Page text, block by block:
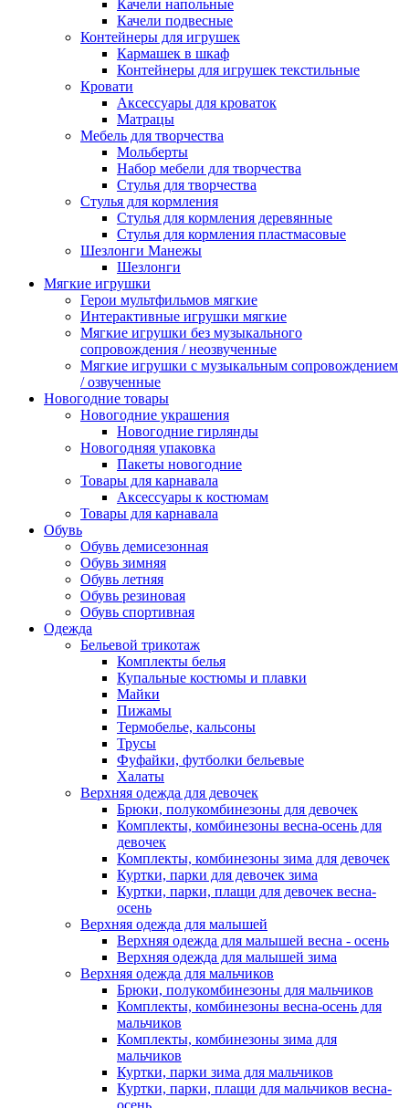
Качели напольные
Качели подвесные
Контейнеры для игрушек
Кармашек в шкаф
Контейнеры для игрушек текстильные
Кровати
Аксессуары для кроваток
Матрацы
Мебель для творчества
Мольберты
Набор мебели для творчества
Стулья для творчества
Стулья для кормления
Стулья для кормления деревянные
Стулья для кормления пластмасовые
Шезлонги Манежы
Шезлонги
Мягкие игрушки
Герои мультфильмов мягкие
Интерактивные игрушки мягкие
Мягкие игрушки без музыкального
сопровождения / неозвученные
Мягкие игрушки с музыкальным сопровождением
/ озвученные
Новогодние товары
Новогодние украшения
Новогодние гирлянды
Новогодняя упаковка
Пакеты новогодние
Товары для карнавала
Аксессуары к костюмам
Товары для карнавала
Обувь
Обувь демисезонная
Обувь зимняя
Обувь летняя
Обувь резиновая
Обувь спортивная
Одежда
Бельевой трикотаж
Комплекты белья
Купальные костюмы и плавки
Майки
Пижамы
Термобелье, кальсоны
Трусы
Фуфайки, футболки бельевые
Халаты
Верхняя одежда для девочек
Брюки, полукомбинезоны для девочек
Комплекты, комбинезоны весна-осень для
девочек
Комплекты, комбинезоны зима для девочек
Куртки, парки для девочек зима
Куртки, парки, плащи для девочек весна-
осень
Верхняя одежда для малышей
Верхняя одежда для малышей весна - осень
Верхняя одежда для малышей зима
Верхняя одежда для мальчиков
Брюки, полукомбинезоны для мальчиков
Комплекты, комбинезоны весна-осень для
мальчиков
Комплекты, комбинезоны зима для
мальчиков
Куртки, парки зима для мальчиков
Куртки, парки, плащи для мальчиков весна-
осень